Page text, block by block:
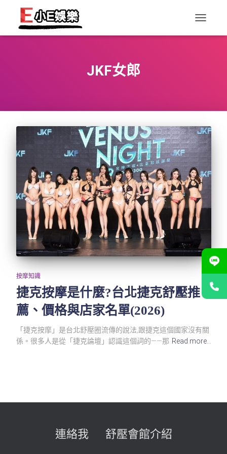
JKF女郎
按摩知識
捷克按摩是什麼?台北捷克舒壓推
薦、價格與店家名單(2026)
「捷克按摩」是台北舒壓圈流傳的說法,跟捷克這個國家沒有關
係。很多人是從「捷克論壇」認識這個詞的——那 Read more…
連絡我 舒壓會館介紹